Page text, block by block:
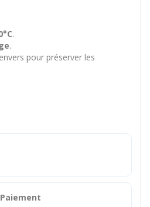
.
.
pour préserver les
Paiement